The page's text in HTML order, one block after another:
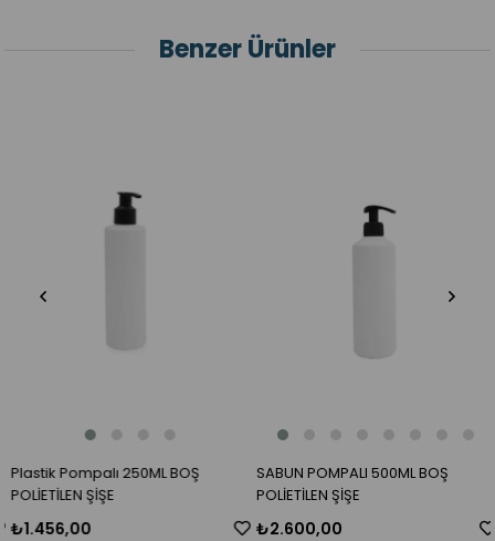
Benzer Ürünler
Plastik Pompalı 250ML BOŞ
POLİETİLEN ŞİŞE
₺1.456,00
SABUN POMPALI 500ML BOŞ
POLİETİLEN ŞİŞE
₺2.600,00